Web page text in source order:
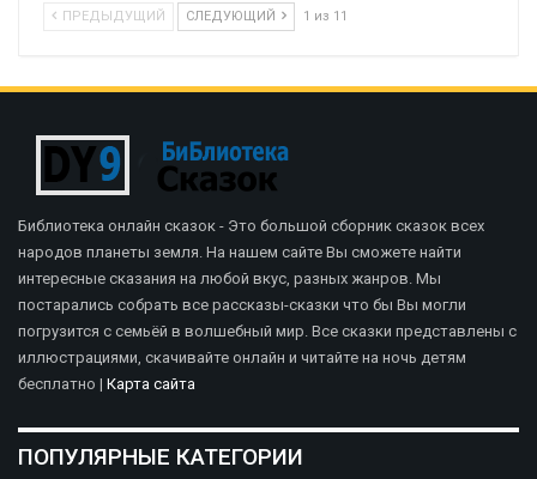
ПРЕДЫДУЩИЙ СЛЕДУЮЩИЙ 1 из 11
Библиотека онлайн сказок - Это большой сборник сказок всех
народов планеты земля. На нашем сайте Вы сможете найти
интересные сказания на любой вкус, разных жанров. Мы
постарались собрать все рассказы-сказки что бы Вы могли
погрузится с семьёй в волшебный мир. Все сказки представлены с
иллюстрациями, скачивайте онлайн и читайте на ночь детям
бесплатно | Карта сайта
ПОПУЛЯРНЫЕ КАТЕГОРИИ